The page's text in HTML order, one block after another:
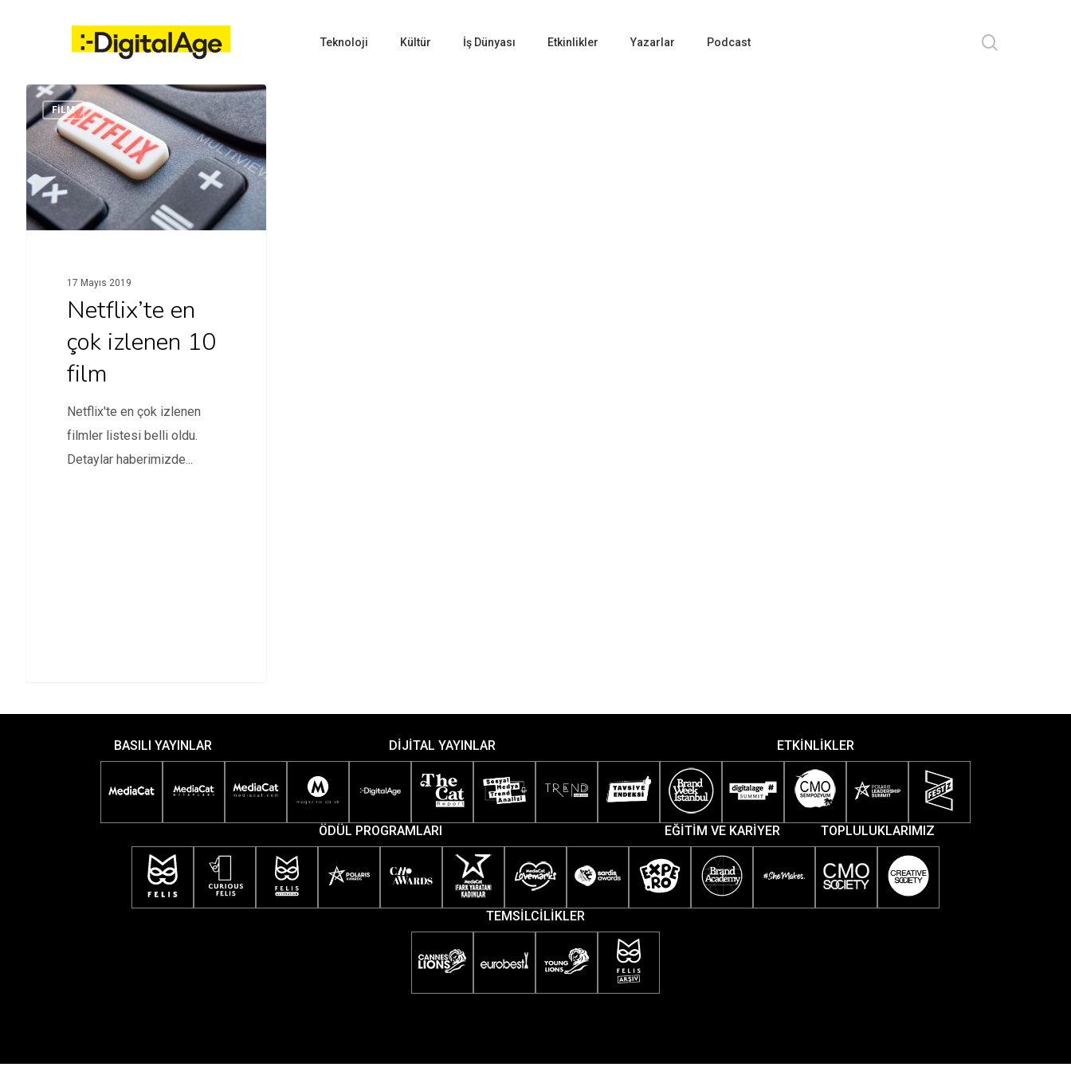
Hit enter to search or ESC to close
Teknoloji Kültür İş Dünyası Etkinlikler Yazarlar Podcast
FİLM
17 Mayıs 2019
Netflix’te en
çok izlenen 10
film
Netflix'te en çok izlenen
filmler listesi belli oldu.
Detaylar haberimizde...
BASILI YAYINLAR DİJİTAL YAYINLAR ETKİNLİKLER
ÖDÜL PROGRAMLARI EĞİTİM VE KARİYER TOPLULUKLARIMIZ
TEMSİLCİLİKLER